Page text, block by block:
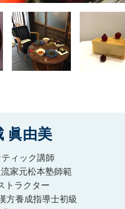
由美
ィック講師
家元松本塾師範
トラクター
方養成指導士初級